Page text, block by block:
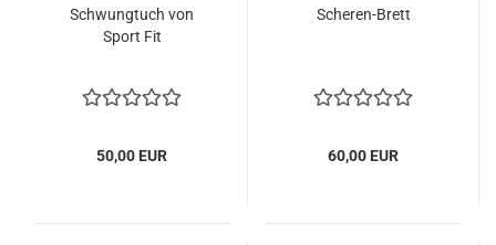
Schwungtuch von
Sport Fit
50,00 EUR
Scheren-Brett
60,00 EUR